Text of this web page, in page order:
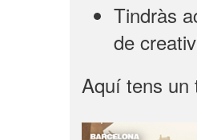
Tindràs
de
Aquí tens un